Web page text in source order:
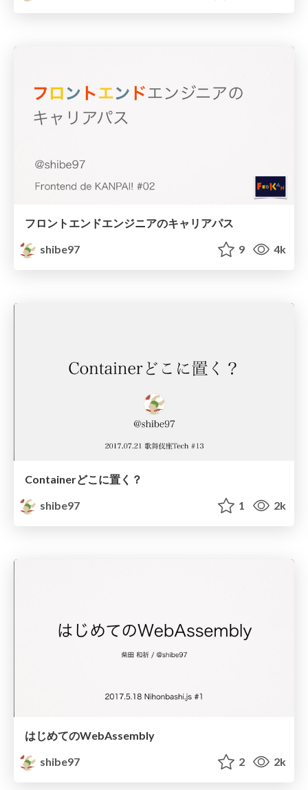
フロントエンドエンジニアのキャリアパス
shibe97
9 4k
Containerどこに置く？
shibe97
1 2k
はじめてのWebAssembly
shibe97
2 2k